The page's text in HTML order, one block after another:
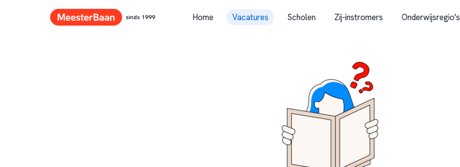
sinds 1999 Home Vacatures Scholen Zij-instromers Onderwijsregio's